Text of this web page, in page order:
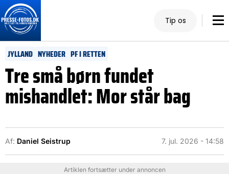
Tip os
JYLLAND NYHEDER PF I RETTEN
Tre små børn fundet
mishandlet: Mor står bag
Af: Daniel Seistrup 7. jul. 2026 - 14:58
Artiklen fortsætter under annoncen